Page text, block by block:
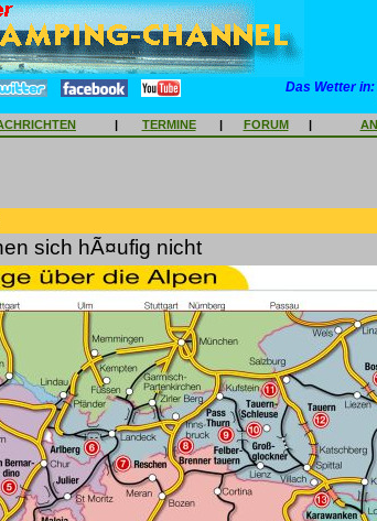
Das Wetter in:
| TERMINE | FORUM |
sich hÃ¤ufig nicht